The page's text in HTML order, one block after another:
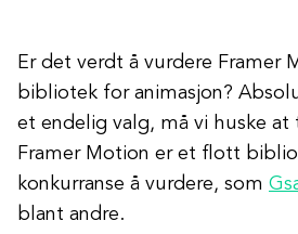
Er det verdt å vurdere Framer
bibliotek for animasjon?
et endelig valg, må vi huske at
Framer Motion er et flott
konkurranse å vurdere, som
blant andre.